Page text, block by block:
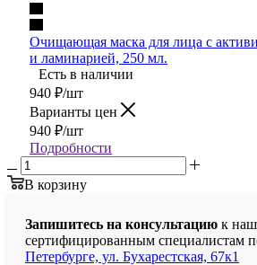
Очищающая маска для лица с
и ламинарией, 250 мл.
Есть в наличии
940 ₽/шт
Варианты цен
940 ₽/шт
Подробности
В корзину
Запишитесь на консультацию к
сертифицированным специалистам
Петербурге, ул. Бухарестская, 67к1